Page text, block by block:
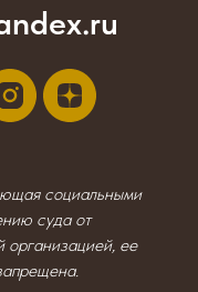
социальными
суда от
организацией, ее